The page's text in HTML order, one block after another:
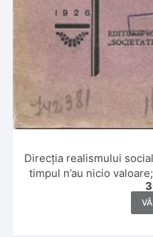
Direcția realismului
timpul n’au nicio
Crișului Alb și
concluziunile
regionale; Problema